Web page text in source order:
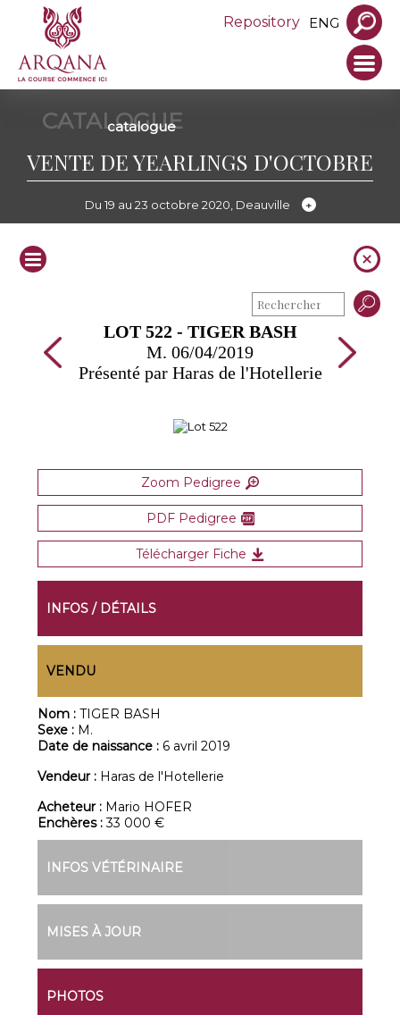
Repository ENG
CATALOGUE
catalogue
VENTE DE YEARLINGS D'OCTOBRE
Du 19 au 23 octobre 2020, Deauville
LOT 522 - TIGER BASH
M. 06/04/2019
Présenté par Haras de l'Hotellerie
Zoom Pedigree
PDF Pedigree
Télécharger Fiche
INFOS / DÉTAILS
VENDU
Nom :TIGER BASH
Sexe : M.
Date de naissance : 6 avril 2019
Vendeur : Haras de l'Hotellerie
Acheteur : Mario HOFER
Enchères :33 000 €
INFOS VÉTÉRINAIRE
MISES À JOUR
PHOTOS